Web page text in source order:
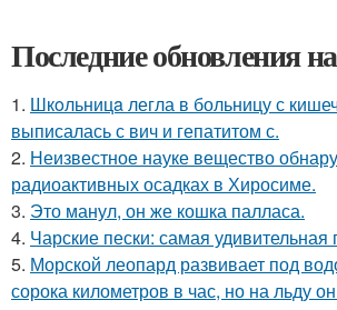
Последние обновления
1. Шкoльницa легла в больницу с
выписалась с вич и гепатитом с.
2. Неизвестное науке вещество
радиоактивных осадках в Хиросиме.
3. Это манул, он же кошка палласа.
4. Чарские пески: самая
5. Морской леопард развивает под
сорока километров в час, но на льду